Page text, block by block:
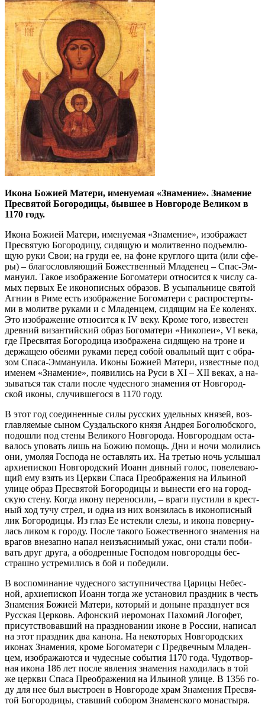
Ико­на Бо­жи­ей Ма­те­ри, име­ну­е­мая «Зна­ме­ние». Зна­ме­ние
Пре­свя­той Бо­го­ро­ди­цы, быв­шее в Нов­го­ро­де Ве­ли­ком в
1170 го­ду.
Ико­на Бо­жи­ей Ма­те­ри, име­ну­е­мая «Зна­ме­ние», изо­бра­жа­ет
Пре­свя­тую Бо­го­ро­ди­цу, си­дя­щую и мо­лит­вен­но подъ­ем­лю­
щую ру­ки Свои; на гру­ди ее, на фоне круг­ло­го щи­та (или сфе­
ры) – бла­го­слов­ля­ю­щий Бо­же­ствен­ный Мла­де­нец – Спас-Эм­
ма­ну­ил. Та­кое изо­бра­же­ние Бо­го­ма­те­ри от­но­сит­ся к чис­лу са­
мых пер­вых Ее ико­но­пис­ных об­ра­зов. В усы­паль­ни­це свя­той
Аг­нии в Ри­ме есть изо­бра­же­ние Бо­го­ма­те­ри с рас­про­стер­ты­
ми в мо­лит­ве ру­ка­ми и с Мла­ден­цем, си­дя­щим на Ее ко­ле­нях.
Это изо­бра­же­ние от­но­сит­ся к IV ве­ку. Кро­ме то­го, из­ве­стен
древ­ний ви­зан­тий­ский об­раз Бо­го­ма­те­ри «Ни­ко­пеи», VI ве­ка,
где Пре­свя­тая Бо­го­ро­ди­ца изо­бра­же­на си­дя­щею на троне и
дер­жа­щею обе­и­ми ру­ка­ми пе­ред со­бой оваль­ный щит с об­ра­
зом Спа­са-Эм­ма­ну­и­ла. Ико­ны Бо­жи­ей Ма­те­ри, из­вест­ные под
име­нем «Зна­ме­ние», по­яви­лись на Ру­си в XI – XII ве­ках, а на­
зы­вать­ся так ста­ли по­сле чу­дес­но­го зна­ме­ния от Нов­го­род­
ской ико­ны, слу­чив­ше­го­ся в 1170 го­ду.
В этот год со­еди­нен­ные си­лы рус­ских удель­ных кня­зей, воз­
глав­ля­е­мые сы­ном Суз­даль­ско­го кня­зя Ан­дрея Бо­го­люб­ско­го,
по­до­шли под сте­ны Ве­ли­ко­го Нов­го­ро­да. Нов­го­род­цам оста­
ва­лось упо­вать лишь на Бо­жию по­мощь. Дни и но­чи мо­ли­лись
они, умо­ляя Гос­по­да не остав­лять их. На тре­тью ночь услы­шал
ар­хи­епи­скоп Нов­го­род­ский Иоанн див­ный го­лос, по­веле­ва­ю­
щий ему взять из Церк­ви Спа­са Пре­об­ра­же­ния на Ильи­ной
ули­це об­раз Пре­свя­той Бо­го­ро­ди­цы и вы­не­сти его на го­род­
скую сте­ну. Ко­гда ико­ну пе­ре­но­си­ли, – вра­ги пу­сти­ли в крест­
ный ход ту­чу стрел, и од­на из них вон­зи­лась в ико­но­пис­ный
лик Бо­го­ро­ди­цы. Из глаз Ее ис­тек­ли сле­зы, и ико­на по­вер­ну­
лась ли­ком к го­ро­ду. По­сле та­ко­го Бо­же­ствен­но­го зна­ме­ния на
вра­гов вне­зап­но на­пал неизъ­яс­ни­мый ужас, они ста­ли по­би­
вать друг дру­га, а обод­рен­ные Гос­по­дом нов­го­род­цы бес­
страш­но устре­ми­лись в бой и по­бе­ди­ли.
В вос­по­ми­на­ние чу­дес­но­го за­ступ­ни­че­ства Ца­ри­цы Небес­
ной, ар­хи­епи­скоп Иоанн то­гда же уста­но­вил празд­ник в честь
Зна­ме­ния Бо­жи­ей Ма­те­ри, ко­то­рый и до­ныне празд­ну­ет вся
Рус­ская Цер­ковь. Афон­ский иеро­мо­нах Па­хо­мий Ло­го­фет,
при­сут­ство­вав­ший на празд­но­ва­нии иконе в Рос­сии, на­пи­сал
на этот празд­ник два ка­но­на. На неко­то­рых Нов­го­род­ских
ико­нах Зна­ме­ния, кро­ме Бо­го­ма­те­ри с Пред­веч­ным Мла­ден­
цем, изо­бра­жа­ют­ся и чу­дес­ные со­бы­тия 1170 го­да. Чу­до­твор­
ная ико­на 186 лет по­сле яв­ле­ния зна­ме­ния на­хо­ди­лась в той
же церк­ви Спа­са Пре­об­ра­же­ния на Ильи­ной ули­це. В 1356 го­
ду для нее был вы­стро­ен в Нов­го­ро­де храм Зна­ме­ния Пре­свя­
той Бо­го­ро­ди­цы, став­ший со­бо­ром Зна­мен­ско­го мо­на­сты­ря.